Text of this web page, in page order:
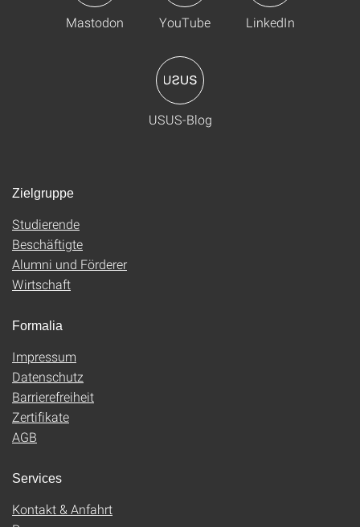
Mastodon YouTube LinkedIn
USUS-Blog
Zielgruppe
Studierende
Beschäftigte
Alumni und Förderer
Wirtschaft
Formalia
Impressum
Datenschutz
Barrierefreiheit
Zertifikate
AGB
Services
Kontakt & Anfahrt